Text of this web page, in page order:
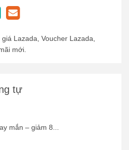
Lazada, Voucher Lazada,
mới.
tự
mắn – giảm 8...